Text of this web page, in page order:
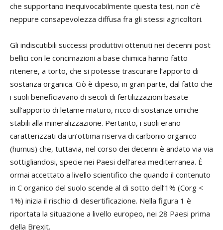
che supportano inequivocabilmente questa tesi, non c’è
neppure consapevolezza diffusa fra gli stessi agricoltori.
Gli indiscutibili successi produttivi ottenuti nei decenni post
bellici con le concimazioni a base chimica hanno fatto
ritenere, a torto, che si potesse trascurare l’apporto di
sostanza organica. Ciò è dipeso, in gran parte, dal fatto che
i suoli beneficiavano di secoli di fertilizzazioni basate
sull’apporto di letame maturo, ricco di sostanze umiche
stabili alla mineralizzazione. Pertanto, i suoli erano
caratterizzati da un’ottima riserva di carbonio organico
(humus) che, tuttavia, nel corso dei decenni è andato via via
sottigliandosi, specie nei Paesi dell’area mediterranea. È
ormai accettato a livello scientifico che quando il contenuto
in C organico del suolo scende al di sotto dell’1% (Corg <
1%) inizia il rischio di desertificazione. Nella figura 1 è
riportata la situazione a livello europeo, nei 28 Paesi prima
della Brexit.